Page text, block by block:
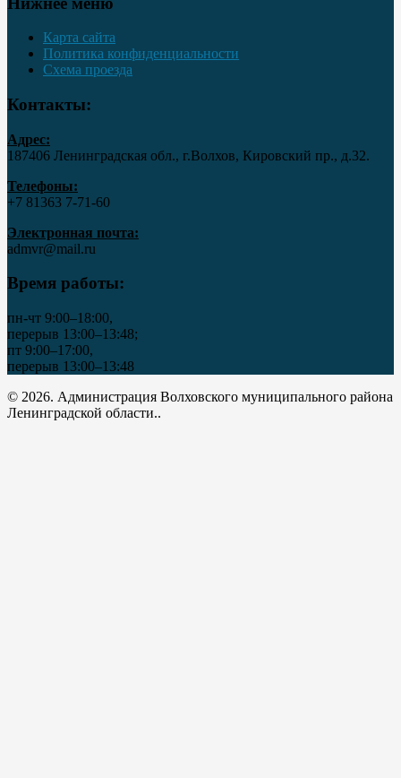
Карта сайта
Политика конфиденциальности
Схема проезда
Контакты:
Адрес:
187406 Ленинградская обл., г.Волхов, Кировский пр., д.32.
Телефоны:
+7 81363 7‑71-60
Электронная почта:
admvr@mail.ru
Время работы:
пн-чт 9:00–18:00,
перерыв 13:00–13:48;
пт 9:00–17:00,
перерыв 13:00–13:48
© 2026. Администрация Волховского муниципального района
Ленинградской области..